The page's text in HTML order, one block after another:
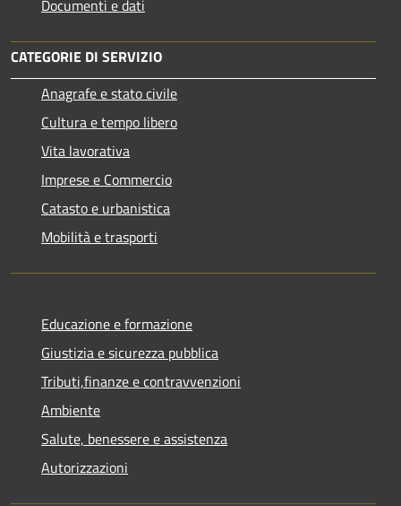
Documenti e dati
CATEGORIE DI SERVIZIO
Anagrafe e stato civile
Cultura e tempo libero
Vita lavorativa
Imprese e Commercio
Catasto e urbanistica
Mobilità e trasporti
Educazione e formazione
Giustizia e sicurezza pubblica
Tributi,finanze e contravvenzioni
Ambiente
Salute, benessere e assistenza
Autorizzazioni